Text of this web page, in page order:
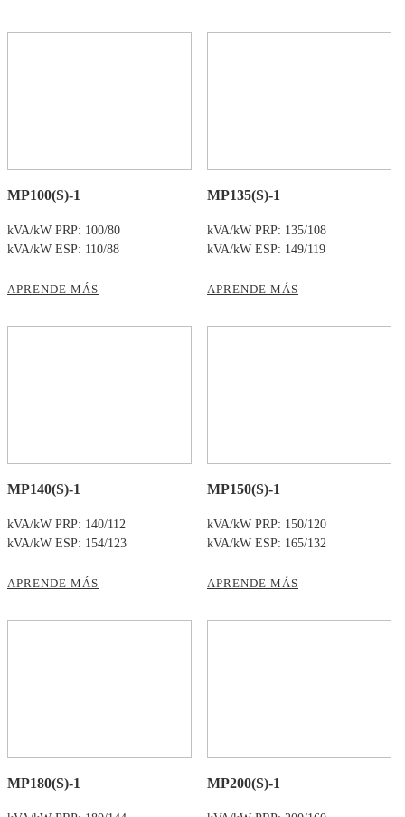
MP100(S)-1
kVA/kW PRP: 100/80
kVA/kW ESP: 110/88
APRENDE MÁS
MP135(S)-1
kVA/kW PRP: 135/108
kVA/kW ESP: 149/119
APRENDE MÁS
MP140(S)-1
kVA/kW PRP: 140/112
kVA/kW ESP: 154/123
APRENDE MÁS
MP150(S)-1
kVA/kW PRP: 150/120
kVA/kW ESP: 165/132
APRENDE MÁS
MP180(S)-1 MP200(S)-1